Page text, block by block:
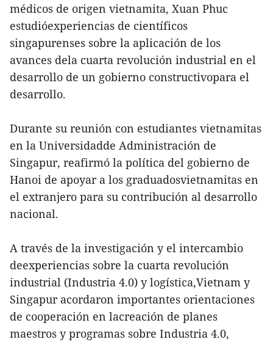
médicos de origen vietnamita, Xuan Phuc
estudióexperiencias de científicos
singapurenses sobre la aplicación de los
avances dela cuarta revolución industrial en el
desarrollo de un gobierno constructivopara el
desarrollo.
Durante su reunión con estudiantes vietnamitas
en la Universidadde Administración de
Singapur, reafirmó la política del gobierno de
Hanoi de apoyar a los graduadosvietnamitas en
el extranjero para su contribución al desarrollo
nacional.
A través de la investigación y el intercambio
deexperiencias sobre la cuarta revolución
industrial (Industria 4.0) y logística,Vietnam y
Singapur acordaron importantes orientaciones
de cooperación en lacreación de planes
maestros y programas sobre Industria 4.0,